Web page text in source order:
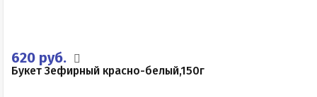
620 руб.
Букет Зефирный красно-белый,150г